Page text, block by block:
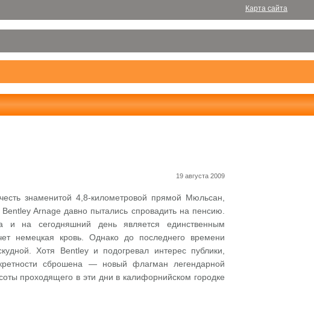
Карта сайта
19 августа 2009
знаменитой 4,8-километровой прямой Мюльсан,
Arnage давно пытались спровадить на пенсию.
на сегодняшний день является единственным
немецкая кровь. Однако до последнего времени
Хотя Bentley и подогревал интерес публики,
сброшена — новый флагман легендарной
проходящего в эти дни в калифорнийском городке